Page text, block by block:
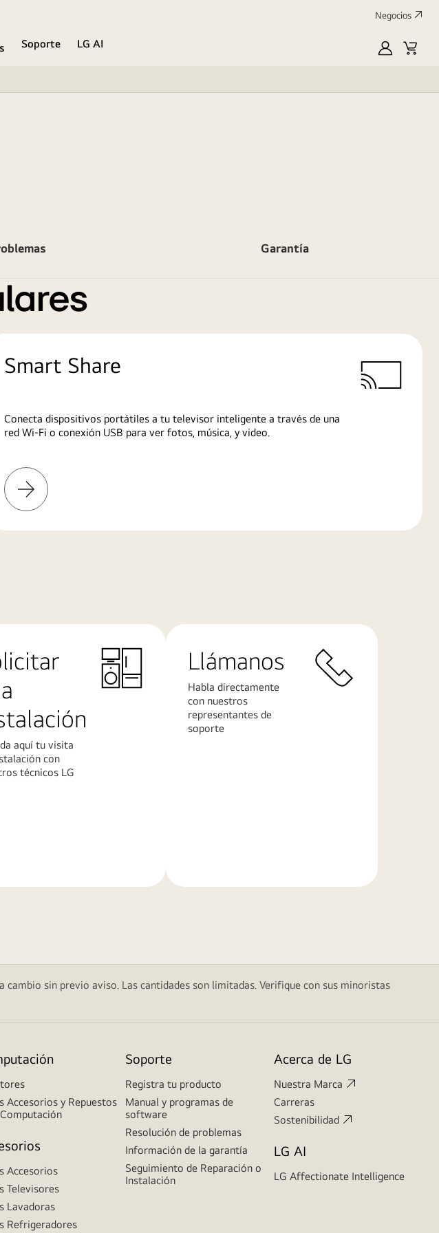
Negocios
Soporte
LG AI
MyLG
Garantía
Smart Share
Conecta dispositivos portátiles a tu televisor inteligente a través de una
red Wi-Fi o conexión USB para ver fotos, música, y video.
Conoce
más
aquí tu visita
con
técnicos LG
Llámanos
Habla directamente
con nuestros
representantes de
soporte
sin previo aviso. Las cantidades son limitadas. Verifique con sus minoristas
Accesorios y Repuestos
Accesorios
Televisores
Lavadoras
Refrigeradores
Soporte
Registra tu producto
Manual y programas de
software
Resolución de problemas
Información de la garantía
Seguimiento de Reparación o
Instalación
Acerca de LG
Nuestra Marca
Carreras
Sostenibilidad
LG AI
LG Affectionate Intelligence